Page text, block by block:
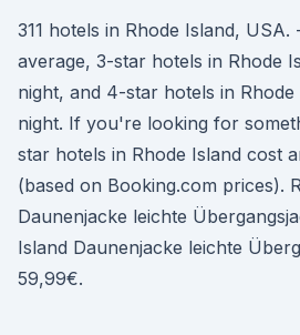
311 hotels in Rhode Island, USA.
average, 3-star hotels in Rhode
night, and 4-star hotels in
night. If you're looking for
star hotels in Rhode Island cost
(based on Booking.com prices).
Daunenjacke leichte
Island Daunenjacke leichte
59,99€.